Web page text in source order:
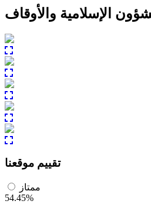
الإسلامية والأوقاف
تقييم موقعنا
ممتاز
54.45%